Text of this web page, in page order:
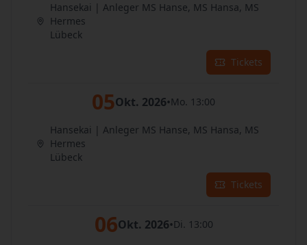
Hansekai | Anleger MS Hanse, MS Hansa, MS
Hermes
Lübeck
Tickets
05Okt. 2026•Mo. 13:00
Hansekai | Anleger MS Hanse, MS Hansa, MS
Hermes
Lübeck
Tickets
06Okt. 2026•Di. 13:00